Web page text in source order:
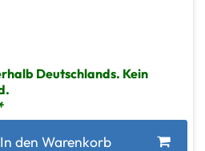
Deutschlands. Kein
In den Warenkorb